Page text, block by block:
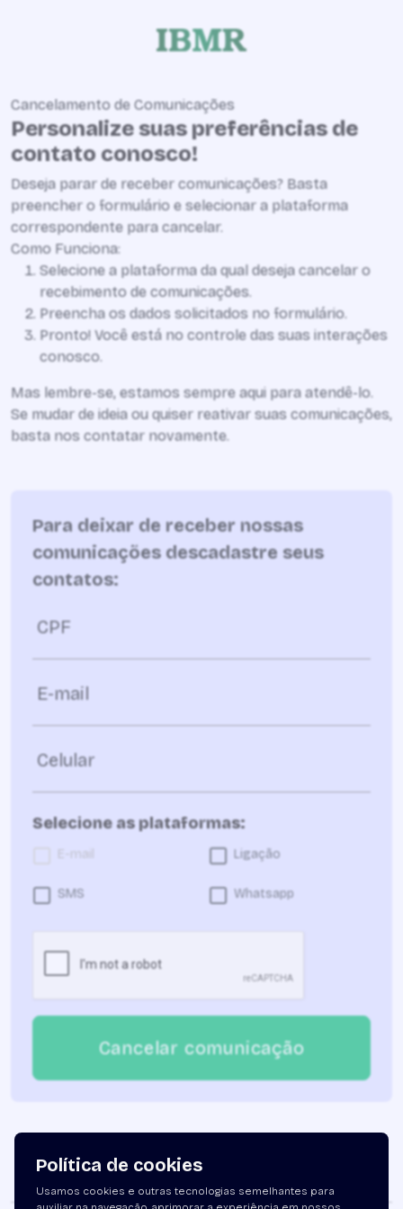
Cancelamento de Comunicações
Personalize suas preferências de
contato conosco!
Deseja parar de receber comunicações? Basta
preencher o formulário e selecionar a plataforma
correspondente para cancelar.
Como Funciona:
Selecione a plataforma da qual deseja cancelar o
recebimento de comunicações.
Preencha os dados solicitados no formulário.
Pronto! Você está no controle das suas interações
conosco.
Mas lembre-se, estamos sempre aqui para atendê-lo.
Se mudar de ideia ou quiser reativar suas comunicações,
basta nos contatar novamente.
Para deixar de receber nossas
comunicações descadastre seus
contatos:
CPF
E-mail
Celular
Selecione as plataformas:
E-mail Ligação
SMS Whatsapp
Cancelar comunicação
Política de cookies
Usamos cookies e outras tecnologias semelhantes para